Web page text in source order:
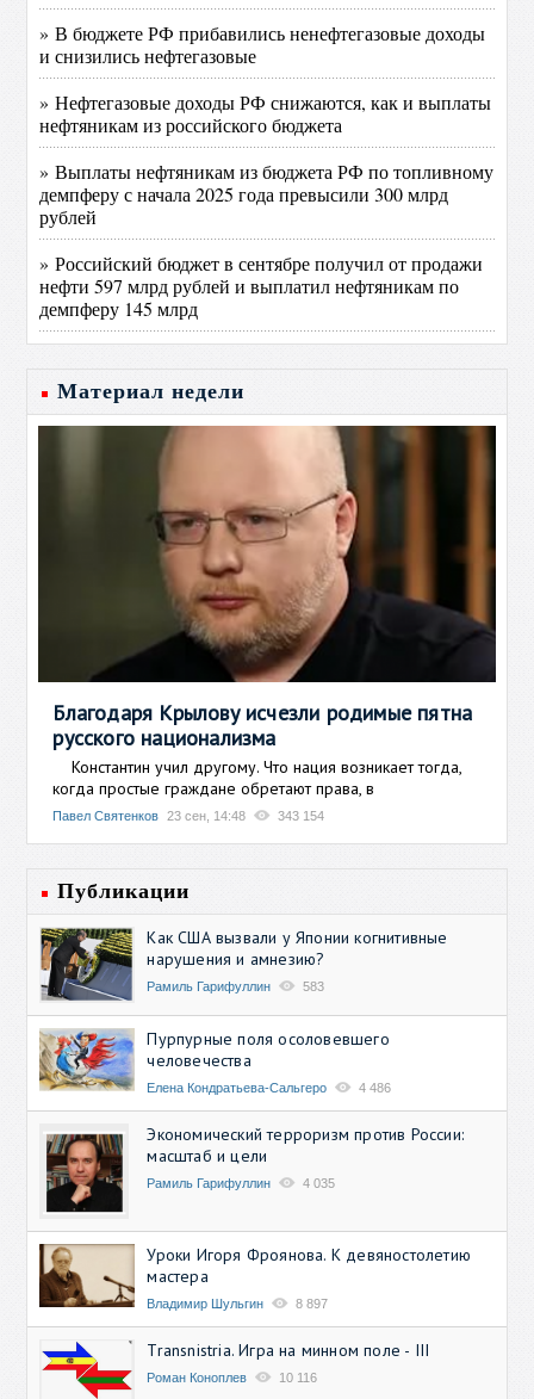
» В бюджете РФ прибавились ненефтегазовые доходы
и снизились нефтегазовые
» Нефтегазовые доходы РФ снижаются, как и выплаты
нефтяникам из российского бюджета
» Выплаты нефтяникам из бюджета РФ по топливному
демпферу с начала 2025 года превысили 300 млрд
рублей
» Российский бюджет в сентябре получил от продажи
нефти 597 млрд рублей и выплатил нефтяникам по
демпферу 145 млрд
Материал недели
Благодаря Крылову исчезли родимые пятна
русского национализма
Константин учил другому. Что нация возникает тогда,
когда простые граждане обретают права, в
Павел Святенков 23 сен, 14:48 343 154
Публикации
Как США вызвали у Японии когнитивные
нарушения и амнезию?
Рамиль Гарифуллин 583
Пурпурные поля осоловевшего
человечества
Елена Кондратьева-Сальгеро 4 486
Экономический терроризм против России:
масштаб и цели
Рамиль Гарифуллин 4 035
Уроки Игоря Фроянова. К девяностолетию
мастера
Владимир Шульгин 8 897
Transnistria. Игра на минном поле - III
Роман Коноплев 10 116